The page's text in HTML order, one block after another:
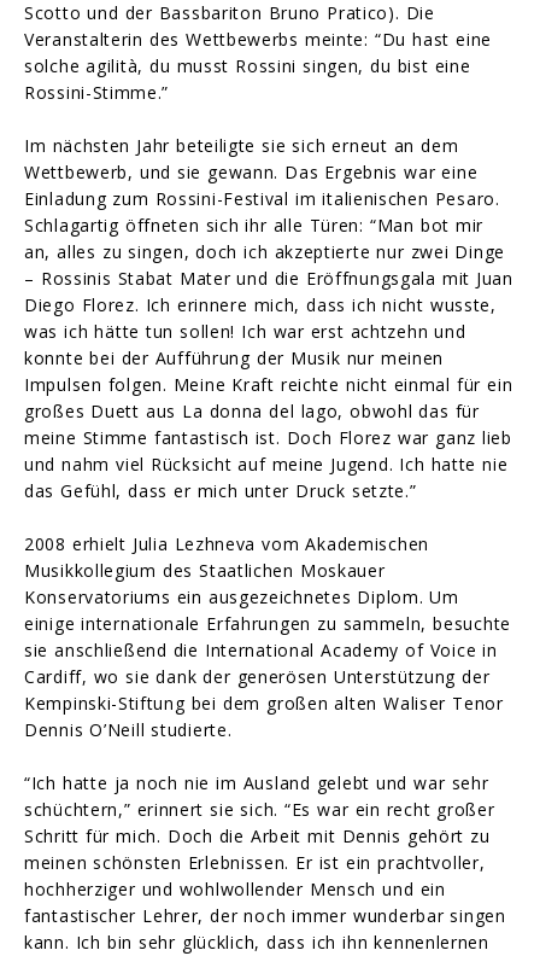
Scotto und der Bassbariton Bruno Pratico). Die
Veranstalterin des Wettbewerbs meinte: “Du hast eine
solche agilità, du musst Rossini singen, du bist eine
Rossini-Stimme.”
Im nächsten Jahr beteiligte sie sich erneut an dem
Wettbewerb, und sie gewann. Das Ergebnis war eine
Einladung zum Rossini-Festival im italienischen Pesaro.
Schlagartig öffneten sich ihr alle Türen: “Man bot mir
an, alles zu singen, doch ich akzeptierte nur zwei Dinge
– Rossinis Stabat Mater und die Eröffnungsgala mit Juan
Diego Florez. Ich erinnere mich, dass ich nicht wusste,
was ich hätte tun sollen! Ich war erst achtzehn und
konnte bei der Aufführung der Musik nur meinen
Impulsen folgen. Meine Kraft reichte nicht einmal für ein
großes Duett aus La donna del lago, obwohl das für
meine Stimme fantastisch ist. Doch Florez war ganz lieb
und nahm viel Rücksicht auf meine Jugend. Ich hatte nie
das Gefühl, dass er mich unter Druck setzte.”
2008 erhielt Julia Lezhneva vom Akademischen
Musikkollegium des Staatlichen Moskauer
Konservatoriums ein ausgezeichnetes Diplom. Um
einige internationale Erfahrungen zu sammeln, besuchte
sie anschließend die International Academy of Voice in
Cardiff, wo sie dank der generösen Unterstützung der
Kempinski-Stiftung bei dem großen alten Waliser Tenor
Dennis O’Neill studierte.
“Ich hatte ja noch nie im Ausland gelebt und war sehr
schüchtern,” erinnert sie sich. “Es war ein recht großer
Schritt für mich. Doch die Arbeit mit Dennis gehört zu
meinen schönsten Erlebnissen. Er ist ein prachtvoller,
hochherziger und wohlwollender Mensch und ein
fantastischer Lehrer, der noch immer wunderbar singen
kann. Ich bin sehr glücklich, dass ich ihn kennenlernen